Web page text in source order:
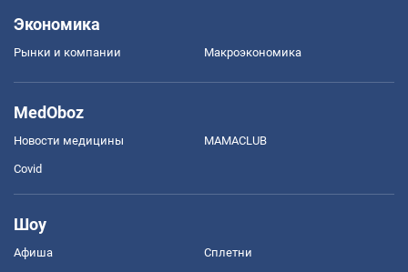
Экономика
Рынки и компании Mакроэкономика
MedOboz
Новости медицины MAMACLUB
Covid
Шоу
Афиша Сплетни